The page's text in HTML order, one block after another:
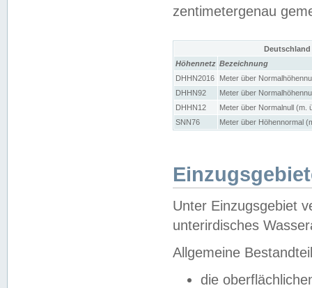
zentimetergenau
Höhennetz Bezeichnung
DHHN2016
Meter über
DHHN92
Meter über
DHHN12
Meter über Normalnull (m.
SNN76
Meter über Höhennormal
Unter Einzugsgebiet
unterirdisches
Allgemeine
die